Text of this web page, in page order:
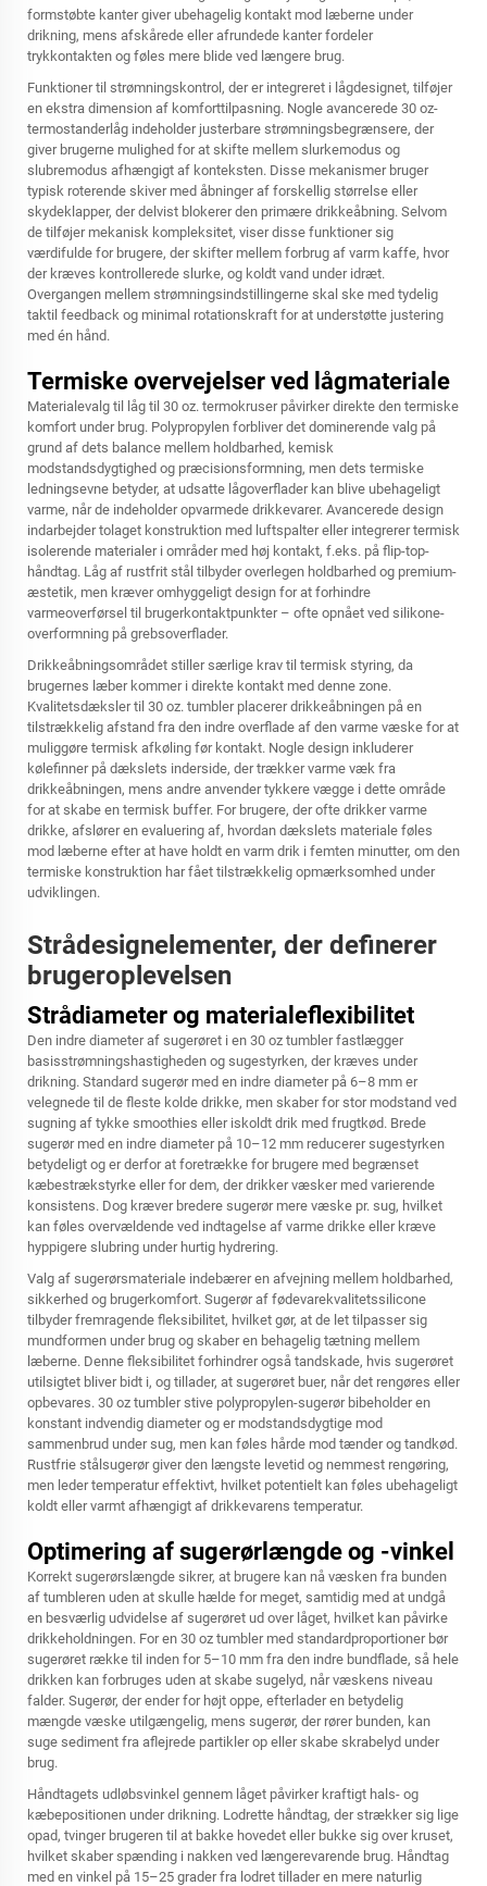
formstøbte kanter giver ubehagelig kontakt mod læberne under
drikning, mens afskårede eller afrundede kanter fordeler
trykkontakten og føles mere blide ved længere brug.
Funktioner til strømningskontrol, der er integreret i lågdesignet, tilføjer
en ekstra dimension af komforttilpasning. Nogle avancerede 30 oz-
termostanderlåg indeholder justerbare strømningsbegrænsere, der
giver brugerne mulighed for at skifte mellem slurkemodus og
slubremodus afhængigt af konteksten. Disse mekanismer bruger
typisk roterende skiver med åbninger af forskellig størrelse eller
skydeklapper, der delvist blokerer den primære drikkeåbning. Selvom
de tilføjer mekanisk kompleksitet, viser disse funktioner sig
værdifulde for brugere, der skifter mellem forbrug af varm kaffe, hvor
der kræves kontrollerede slurke, og koldt vand under idræt.
Overgangen mellem strømningsindstillingerne skal ske med tydelig
taktil feedback og minimal rotationskraft for at understøtte justering
med én hånd.
Termiske overvejelser ved lågmateriale
Materialevalg til låg til 30 oz. termokruser påvirker direkte den termiske
komfort under brug. Polypropylen forbliver det dominerende valg på
grund af dets balance mellem holdbarhed, kemisk
modstandsdygtighed og præcisionsformning, men dets termiske
ledningsevne betyder, at udsatte lågoverflader kan blive ubehageligt
varme, når de indeholder opvarmede drikkevarer. Avancerede design
indarbejder tolaget konstruktion med luftspalter eller integrerer termisk
isolerende materialer i områder med høj kontakt, f.eks. på flip-top-
håndtag. Låg af rustfrit stål tilbyder overlegen holdbarhed og premium-
æstetik, men kræver omhyggeligt design for at forhindre
varmeoverførsel til brugerkontaktpunkter – ofte opnået ved silikone-
overformning på grebsoverflader.
Drikkeåbningsområdet stiller særlige krav til termisk styring, da
brugernes læber kommer i direkte kontakt med denne zone.
Kvalitetsdæksler til 30 oz. tumbler placerer drikkeåbningen på en
tilstrækkelig afstand fra den indre overflade af den varme væske for at
muliggøre termisk afkøling før kontakt. Nogle design inkluderer
kølefinner på dækslets inderside, der trækker varme væk fra
drikkeåbningen, mens andre anvender tykkere vægge i dette område
for at skabe en termisk buffer. For brugere, der ofte drikker varme
drikke, afslører en evaluering af, hvordan dækslets materiale føles
mod læberne efter at have holdt en varm drik i femten minutter, om den
termiske konstruktion har fået tilstrækkelig opmærksomhed under
udviklingen.
Strådesignelementer, der definerer
brugeroplevelsen
Strådiameter og materialeflexibilitet
Den indre diameter af sugerøret i en 30 oz tumbler fastlægger
basisstrømningshastigheden og sugestyrken, der kræves under
drikning. Standard sugerør med en indre diameter på 6–8 mm er
velegnede til de fleste kolde drikke, men skaber for stor modstand ved
sugning af tykke smoothies eller iskoldt drik med frugtkød. Brede
sugerør med en indre diameter på 10–12 mm reducerer sugestyrken
betydeligt og er derfor at foretrække for brugere med begrænset
kæbestrækstyrke eller for dem, der drikker væsker med varierende
konsistens. Dog kræver bredere sugerør mere væske pr. sug, hvilket
kan føles overvældende ved indtagelse af varme drikke eller kræve
hyppigere slubring under hurtig hydrering.
Valg af sugerørsmateriale indebærer en afvejning mellem holdbarhed,
sikkerhed og brugerkomfort. Sugerør af fødevarekvalitetssilicone
tilbyder fremragende fleksibilitet, hvilket gør, at de let tilpasser sig
mundformen under brug og skaber en behagelig tætning mellem
læberne. Denne fleksibilitet forhindrer også tandskade, hvis sugerøret
utilsigtet bliver bidt i, og tillader, at sugerøret buer, når det rengøres eller
opbevares. 30 oz tumblerstive polypropylen-sugerør bibeholder en
konstant indvendig diameter og er modstandsdygtige mod
sammenbrud under sug, men kan føles hårde mod tænder og tandkød.
Rustfrie stålsugerør giver den længste levetid og nemmest rengøring,
men leder temperatur effektivt, hvilket potentielt kan føles ubehageligt
koldt eller varmt afhængigt af drikkevarens temperatur.
Optimering af sugerørlængde og -vinkel
Korrekt sugerørslængde sikrer, at brugere kan nå væsken fra bunden
af tumbleren uden at skulle hælde for meget, samtidig med at undgå
en besværlig udvidelse af sugerøret ud over låget, hvilket kan påvirke
drikkeholdningen. For en 30 oz tumbler med standardproportioner bør
sugerøret række til inden for 5–10 mm fra den indre bundflade, så hele
drikken kan forbruges uden at skabe sugelyd, når væskens niveau
falder. Sugerør, der ender for højt oppe, efterlader en betydelig
mængde væske utilgængelig, mens sugerør, der rører bunden, kan
suge sediment fra aflejrede partikler op eller skabe skrabelyd under
brug.
Håndtagets udløbsvinkel gennem låget påvirker kraftigt hals- og
kæbepositionen under drikning. Lodrette håndtag, der strækker sig lige
opad, tvinger brugeren til at bakke hovedet eller bukke sig over kruset,
hvilket skaber spænding i nakken ved længerevarende brug. Håndtag
med en vinkel på 15–25 grader fra lodret tillader en mere naturlig